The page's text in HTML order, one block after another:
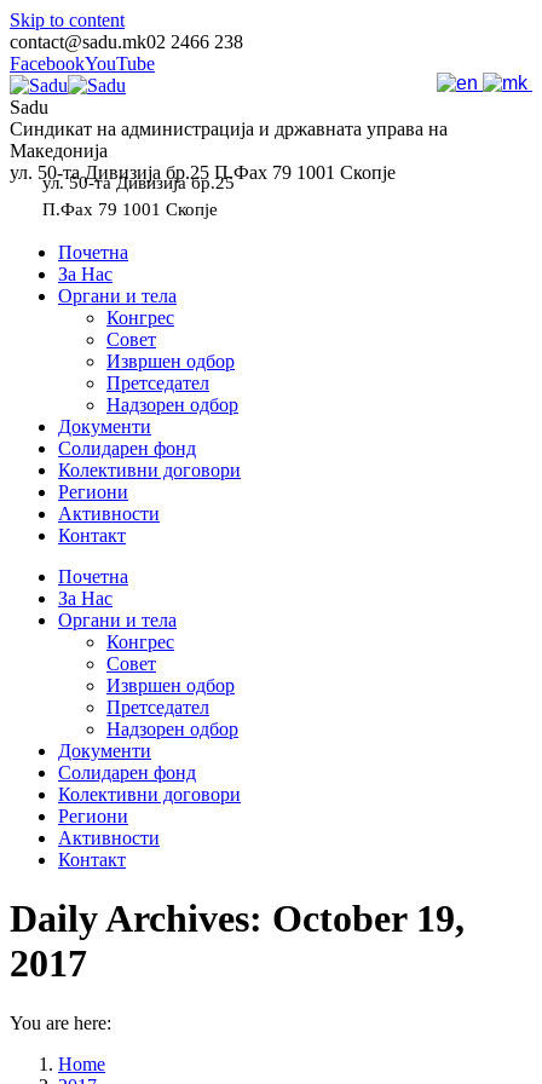
Skip to content
contact@sadu.mk02 2466 238
FacebookYouTube
Sadu
Синдикат на администрација и државната управа на
Македонија
ул. 50-та Дивизија бр.25 П.Фах 79 1001 Скопје
ул. 50-та Дивизија бр.25
П.Фах 79 1001 Скопје
Почетна
За Нас
Органи и тела
Конгрес
Совет
Извршен одбор
Претседател
Надзорен одбор
Документи
Солидарен фонд
Колективни договори
Региони
Активности
Контакт
Почетна
За Нас
Органи и тела
Конгрес
Совет
Извршен одбор
Претседател
Надзорен одбор
Документи
Солидарен фонд
Колективни договори
Региони
Активности
Контакт
Daily Archives: October 19,
2017
You are here:
Home